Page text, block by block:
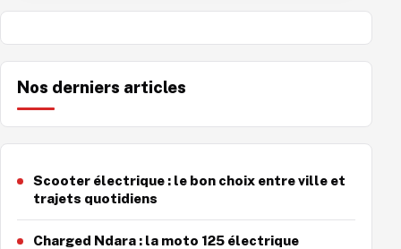
Nos derniers articles
Scooter électrique : le bon choix entre ville et
trajets quotidiens
Charged Ndara : la moto 125 électrique